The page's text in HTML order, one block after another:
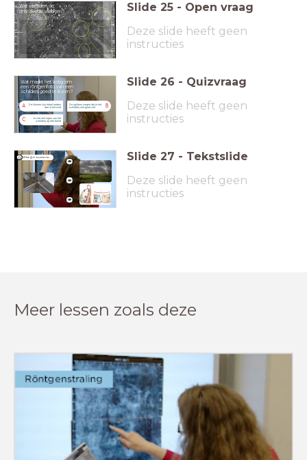
Wat verraden de
omcirkelde vlekken?
Slide 25 - Open vraag
Deze slide heeft geen
instructies
Wat maakt het lastig om
een röntgenfoto van een
schilderij goed te lezen?
A
De kleuren zijn totaal anders
dan in het echt
B
De spijkers zorgen dat je het
schilderij niet goed ziet
C
Je ziet alle lagen van het
schilderij op één beeld
Slide 26 - Quizvraag
Deze slide heeft geen
instructies
Wist jij trouwens... Slide 27 - Tekstslide
Deze slide heeft geen
instructies
Meer lessen zoals deze